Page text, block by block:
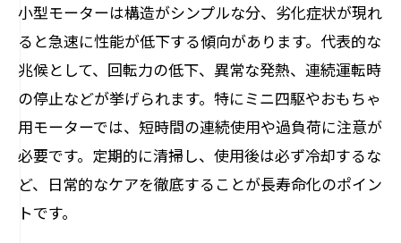
小型モーターは構造がシンプルな分、劣化症状が現れ
ると急速に性能が低下する傾向があります。代表的な
兆候として、回転力の低下、異常な発熱、連続運転時
の停止などが挙げられます。特にミニ四駆やおもちゃ
用モーターでは、短時間の連続使用や過負荷に注意が
必要です。定期的に清掃し、使用後は必ず冷却するな
ど、日常的なケアを徹底することが長寿命化のポイン
トです。